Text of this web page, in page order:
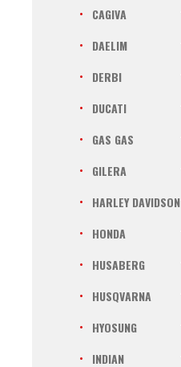
CAGIVA
DAELIM
DERBI
DUCATI
GAS GAS
GILERA
HARLEY DAVIDSON
HONDA
HUSABERG
HUSQVARNA
HYOSUNG
INDIAN